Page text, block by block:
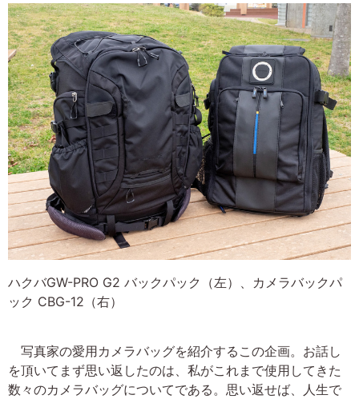
ハクバGW-PRO G2 バックパック（左）、カメラバックパ
ック CBG-12（右）
写真家の愛用カメラバッグを紹介するこの企画。お話し
を頂いてまず思い返したのは、私がこれまで使用してきた
数々のカメラバッグについてである。思い返せば、人生で